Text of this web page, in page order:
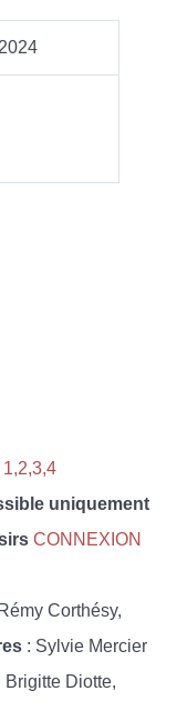
uniquement
CONNEXION
Corthésy,
: Sylvie Mercier
Brigitte Diotte,